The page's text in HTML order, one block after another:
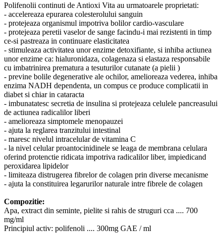
Polifenolii continuti de Antioxi Vita au urmatoarele proprietati:
- accelereaza epurarea colesterolului sanguin
- protejeaza organismul impotriva bolilor cardio-vasculare
- protejeaza peretii vaselor de sange facindu-i mai rezistenti in timp
ce-si pastreaza in continuare elasticitatea
- stimuleaza activitatea unor enzime detoxifiante, si inhiba actiunea
unor enzime ca: hialuronidaza, colagenaza si elastaza responsabile
cu imbatrinirea prematura a tesuturilor cutanate (a pielii )
- previne bolile degenerative ale ochilor, amelioreaza vederea, inhiba
enzima NADH dependenta, un compus ce produce complicatii in
diabet si chiar in cataracta
- imbunatatesc secretia de insulina si protejeaza celulele pancreasului
de actiunea radicalilor liberi
- amelioreaza simptomele menopauzei
- ajuta la reglarea tranzitului intestinal
- maresc nivelul intracelular de vitamina C
- la nivel celular proantocinidinele se leaga de membrana celulara
oferind protenctie ridicata impotriva radicalilor liber, impiedicand
peroxidarea lipidelor
- limiteaza distrugerea fibrelor de colagen prin diverse mecanisme
- ajuta la constituirea legarurilor naturale intre fibrele de colagen
Compozitie:
Apa, extract din seminte, pielite si rahis de struguri cca .... 700
mg/ml
Principiul activ: polifenoli .... 300mg GAE / ml